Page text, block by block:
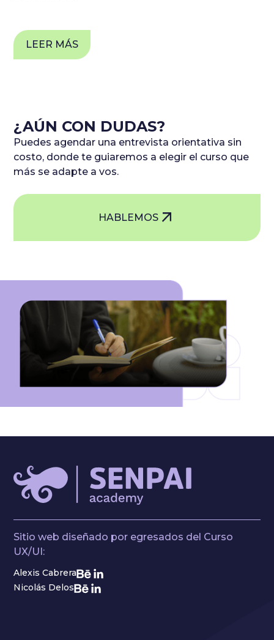
LEER MÁS
¿AÚN CON DUDAS?
Puedes agendar una entrevista orientativa sin
costo, donde te guiaremos a elegir el curso que
más se adapte a vos.
HABLEMOS
Sitio web diseñado por egresados del Curso
UX/UI:
Alexis Cabrera
Nicolás Delos